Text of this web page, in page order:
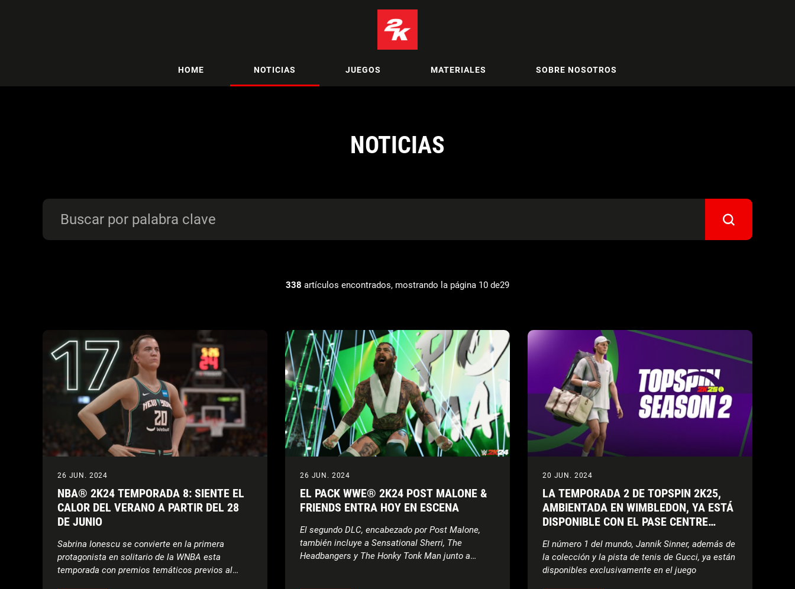
HOME NOTICIAS JUEGOS MATERIALES SOBRE NOSOTROS
NOTICIAS
338 artículos encontrados, mostrando la página 10 de29
26 JUN. 2024
NBA® 2K24 TEMPORADA 8: SIENTE EL
CALOR DEL VERANO A PARTIR DEL 28
DE JUNIO
Sabrina Ionescu se convierte en la primera
protagonista en solitario de la WNBA esta
temporada con premios temáticos previos al
26 JUN. 2024
EL PACK WWE® 2K24 POST MALONE &
FRIENDS ENTRA HOY EN ESCENA
El segundo DLC, encabezado por Post Malone,
también incluye a Sensational Sherri, The
Headbangers y The Honky Tonk Man junto a
20 JUN. 2024
LA TEMPORADA 2 DE TOPSPIN 2K25,
AMBIENTADA EN WIMBLEDON, YA ESTÁ
DISPONIBLE CON EL PASE CENTRE
EXPRESS
El número 1 del mundo, Jannik Sinner, además de
la colección y la pista de tenis de Gucci, ya están
disponibles exclusivamente en el juego